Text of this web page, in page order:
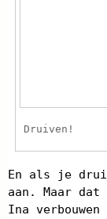
Druiven!
En als je
aan. Maar
Ina verbouwen